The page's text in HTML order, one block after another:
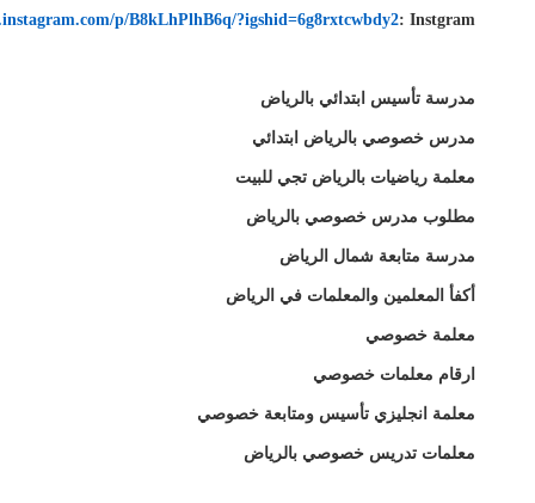
Instgram
:
p/B8kLhPlhB6q/?igshid=6g8rxtcwbdy2
مدرسة تأسيس ابتدائي بالرياض
مدرس خصوصي بالرياض ابتدائي
معلمة رياضيات بالرياض تجي للبيت
مطلوب مدرس خصوصي بالرياض
مدرسة متابعة شمال الرياض
أكفأ المعلمين والمعلمات في الرياض
معلمة خصوصي
ارقام معلمات خصوصي
معلمة انجليزي تأسيس ومتابعة خصوصي
معلمات تدريس خصوصي بالرياض